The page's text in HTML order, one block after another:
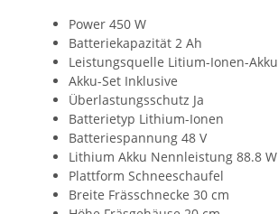
Power 450 W
Batteriekapazität 2 Ah
Leistungsquelle Litium-Ionen-Akku
Akku-Set Inklusive
Überlastungsschutz Ja
Batterietyp Lithium-Ionen
Batteriespannung 48 V
Lithium Akku Nennleistung 88.8 W
Plattform Schneeschaufel
Breite Frässchnecke 30 cm